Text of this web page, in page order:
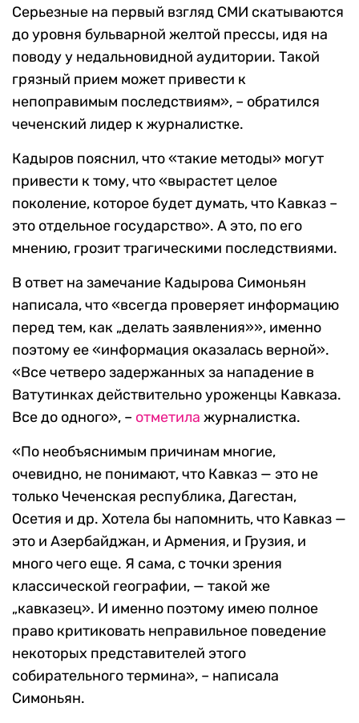
Серьезные на первый взгляд СМИ скатываются
до уровня бульварной желтой прессы, идя на
поводу у недальновидной аудитории. Такой
грязный прием может привести к
непоправимым последствиям», – обратился
чеченский лидер к журналистке.
Кадыров пояснил, что «такие методы» могут
привести к тому, что «вырастет целое
поколение, которое будет думать, что Кавказ –
это отдельное государство». А это, по его
мнению, грозит трагическими последствиями.
В ответ на замечание Кадырова Симоньян
написала, что «всегда проверяет информацию
перед тем, как „делать заявления»», именно
поэтому ее «информация оказалась верной».
«Все четверо задержанных за нападение в
Ватутинках действительно уроженцы Кавказа.
Все до одного», – отметила журналистка.
«По необъяснимым причинам многие,
очевидно, не понимают, что Кавказ — это не
только Чеченская республика, Дагестан,
Осетия и др. Хотела бы напомнить, что Кавказ —
это и Азербайджан, и Армения, и Грузия, и
много чего еще. Я сама, с точки зрения
классической географии, — такой же
„кавказец». И именно поэтому имею полное
право критиковать неправильное поведение
некоторых представителей этого
собирательного термина», – написала
Симоньян.